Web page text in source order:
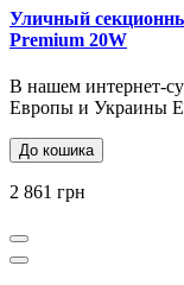
Уличный
Premium 20W
В нашем интернет-
Европы и Украины
До кошика
2 861 грн